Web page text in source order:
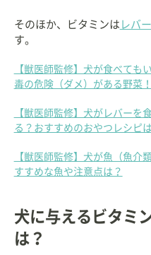
そのほか、ビタミンは レバー
す。
【獣医師監修】犬が食べても
毒の危険（ダメ）がある野菜！
【獣医師監修】犬がレバーを
る？おすすめのおやつレシピ
【獣医師監修】犬が魚（魚介
すすめな魚や注意点は？
犬に与えるビタミ
は？